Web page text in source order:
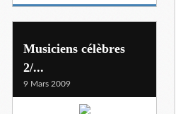
Musiciens célèbres
2/...
9 Mars 2009